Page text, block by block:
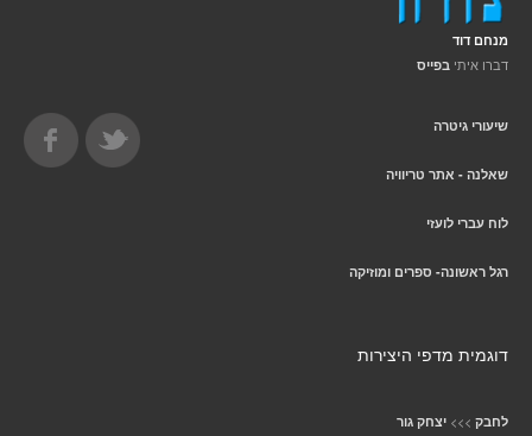
מנחם דוד
דברו איתי בפייס
שיעורי גיטרה
שאלנה - אתר טריוויה
לוח עברי לועזי
רגל ראשונה- ספרים ומוזיקה
דוגמית מדפי היצירות
לחבק >>> יצחק גור